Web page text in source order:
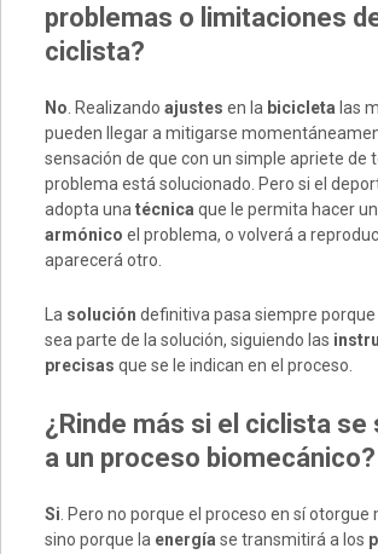
problemas o limitaciones
ciclista?
No . Realizando ajustes en la bicicleta las
pueden llegar a mitigarse
sensación de que con un simple apriete de
problema está solucionado. Pero si el
adopta una técnica que le permita hacer un
armónico el problema, o volverá a
aparecerá otro.
La solución definitiva pasa siempre porque
sea parte de la solución, siguiendo las
precisas que se le indican en el proceso.
¿Rinde más si el ciclista se
a un proceso biomecánico?
Si . Pero no porque el proceso en sí otorgue
sino porque la energía se transmitirá a los